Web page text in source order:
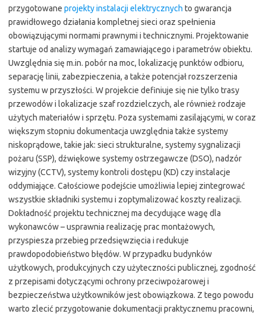
przygotowane projekty instalacji elektrycznych to gwarancja
prawidłowego działania kompletnej sieci oraz spełnienia
obowiązującymi normami prawnymi i technicznymi. Projektowanie
startuje od analizy wymagań zamawiającego i parametrów obiektu.
Uwzględnia się m.in. pobór na moc, lokalizację punktów odbioru,
separację linii, zabezpieczenia, a także potencjał rozszerzenia
systemu w przyszłości. W projekcie definiuje się nie tylko trasy
przewodów i lokalizacje szaf rozdzielczych, ale również rodzaje
użytych materiałów i sprzętu. Poza systemami zasilającymi, w coraz
większym stopniu dokumentacja uwzględnia także systemy
niskoprądowe, takie jak: sieci strukturalne, systemy sygnalizacji
pożaru (SSP), dźwiękowe systemy ostrzegawcze (DSO), nadzór
wizyjny (CCTV), systemy kontroli dostępu (KD) czy instalacje
oddymiające. Całościowe podejście umożliwia lepiej zintegrować
wszystkie składniki systemu i zoptymalizować koszty realizacji.
Dokładność projektu technicznej ma decydujące wagę dla
wykonawców – usprawnia realizację prac montażowych,
przyspiesza przebieg przedsięwzięcia i redukuje
prawdopodobieństwo błędów. W przypadku budynków
użytkowych, produkcyjnych czy użyteczności publicznej, zgodność
z przepisami dotyczącymi ochrony przeciwpożarowej i
bezpieczeństwa użytkowników jest obowiązkowa. Z tego powodu
warto zlecić przygotowanie dokumentacji praktycznemu pracowni,